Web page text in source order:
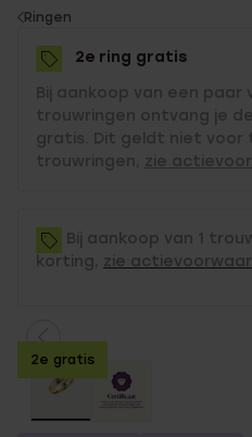
You
are
here:
Ringen
2e ring gratis
Bij aankoop van een paar
trouwringen ontvang je
gratis. Dit geldt niet voor
trouwringen, zie
Bij aankoop van 1
korting, zie
2e gratis